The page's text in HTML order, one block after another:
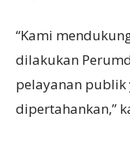
“Kami
dilakukan
pelayanan publik
dipertahankan,”